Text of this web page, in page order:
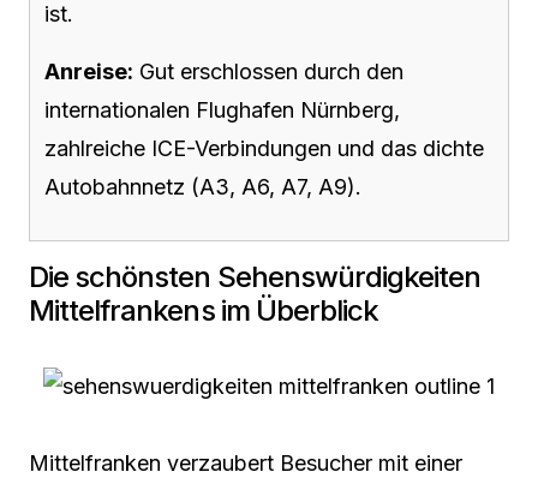
ist.
Anreise: Gut erschlossen durch den
internationalen Flughafen Nürnberg,
zahlreiche ICE-Verbindungen und das dichte
Autobahnnetz (A3, A6, A7, A9).
Die schönsten Sehenswürdigkeiten
Mittelfrankens im Überblick
Mittelfranken verzaubert Besucher mit einer